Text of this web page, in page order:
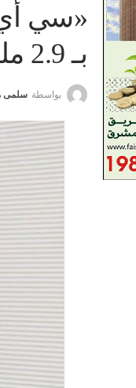
«سي أي
بـ 2.9 مليار جنيه لصالح «تمويل» و«جلوبال كورب»
بواسطة سلمى